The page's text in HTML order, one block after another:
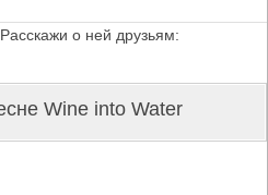
о ней друзьям:
Wine into Water